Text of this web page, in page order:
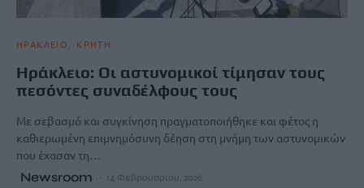
ΗΡΑΚΛΕΙΟ ΚΡΗΤΗ
Ηράκλειο: Οι αστυνομικοί τίμησαν τους
πεσόντες συναδέλφους τους
Με σεβασμό και συγκίνηση πραγματοποιήθηκε και φέτος η
καθιερωμένη επιμνημόσυνη δέηση στη μνήμη των αστυνομικών
που έχασαν τη…
Newsroom 14 Φεβρουαρίου, 2026